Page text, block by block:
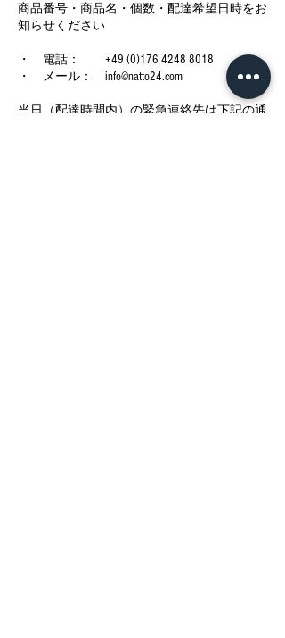
商品番号・商品名・個数・配達希望日時をお
知らせください
・ 電話： +49 (0)176 4248 8018
・ メール： info@natto24.com
当日（配達時間内）の緊急連絡先は下記の通